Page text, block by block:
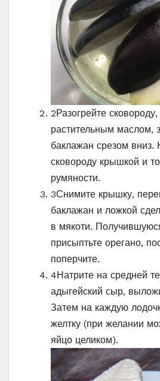
2Разогрейте
растительным маслом,
баклажан срезом вниз.
сковороду крышкой и
румяности.
3Снимите крышку,
баклажан и ложкой
в мякоти.
присыптьте орегано,
поперчите.
4Натрите на средней
адыгейский сыр,
Затем на каждую
желтку (при желании
яйцо целиком).